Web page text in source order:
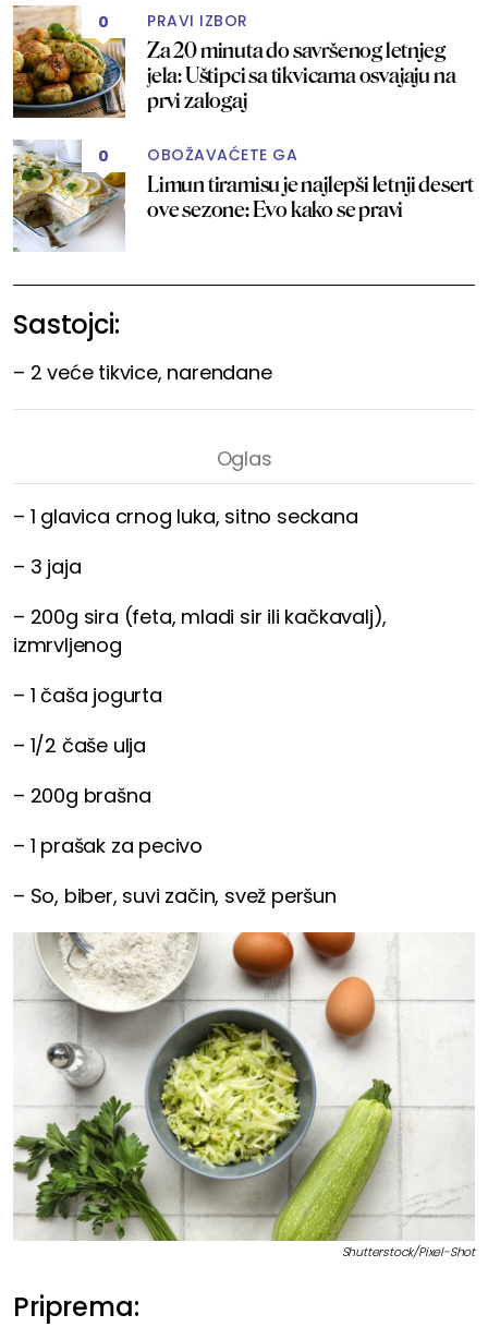
0 PRAVI IZBOR
Za 20 minuta do savršenog letnjeg
jela: Uštipci sa tikvicama osvajaju na
prvi zalogaj
0 OBOŽAVAĆETE GA
Limun tiramisu je najlepši letnji desert
ove sezone: Evo kako se pravi
Sastojci:
– 2 veće tikvice, narendane
– 1 glavica crnog luka, sitno seckana
– 3 jaja
– 200g sira (feta, mladi sir ili kačkavalj),
izmrvljenog
– 1 čaša jogurta
– 1/2 čaše ulja
– 200g brašna
– 1 prašak za pecivo
– So, biber, suvi začin, svež peršun
Shutterstock/Pixel-Shot
Priprema: